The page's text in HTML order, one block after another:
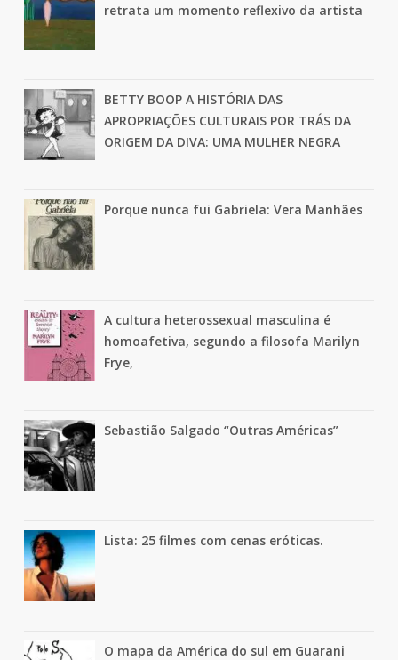
retrata um momento reflexivo da artista
BETTY BOOP A HISTÓRIA DAS
APROPRIAÇÕES CULTURAIS POR TRÁS DA
ORIGEM DA DIVA: UMA MULHER NEGRA
Porque nunca fui Gabriela: Vera Manhães
A cultura heterossexual masculina é
homoafetiva, segundo a filosofa Marilyn
Frye,
Sebastião Salgado “Outras Américas”
Lista: 25 filmes com cenas eróticas.
O mapa da América do sul em Guarani